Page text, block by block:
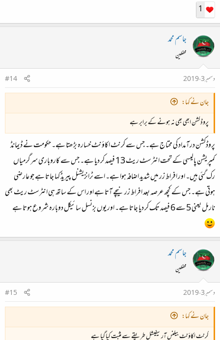
1
جاسم محمد
محفلین
دسمبر 3، 2019
#14
جان نے کہا:
پروڈکشن ابھی بھی نہ ہونے کے برابر ہے
پروڈکشن درآمداد کی محتاج ہے۔ جس سے کرنٹ اکاؤنٹ خسارہ بڑھتا ہے۔ حکومت نے ڈیمانڈ
کمپریشن پالیسی کے تحت انٹرسٹ ریٹ 13 فیصد کر دیا ہے۔ جس سے کاروباری سرگرمیاں
رک گئی ہیں۔ اور افراط زر میں شدید اضافہ ہوا ہے۔ اسے ٹرانزیشنل پیریڈ کہا جاتا ہے جو عارضی
ہوتی ہے۔ جس کے کچھ عرصہ بعد افراط زر نیچے آتا ہے اور اس کے ساتھ ہی انٹرسٹ ریٹ بھی
نارمل یعنی 5 سے 6 فیصد تک کر دیا جاتا ہے۔ اور یوں بزنسل سائیکل دوبارہ شروع ہوتا ہے
جاسم محمد
محفلین
دسمبر 3، 2019
#15
جان نے کہا:
کرنٹ اکاؤنٹ بیلنس آرٹیفیشل طریقے سے مثبت کیا گیا ہے